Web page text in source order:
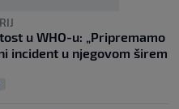
u WHO-u: „Pripremamo
incident u njegovom širem